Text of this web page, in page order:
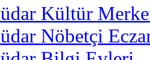
Kültür
Nöbetçi